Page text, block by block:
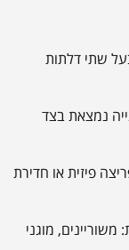
שתי דלתות
נמצאת בצד
פיזית או חדירת
מוגני